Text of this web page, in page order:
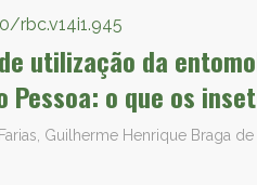
rbc.v14i1.945
utilização da
Pessoa: o que os
Guilherme Henrique Braga de